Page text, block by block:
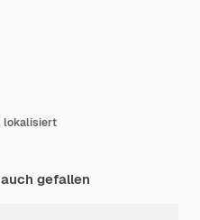
lokalisiert
gefallen